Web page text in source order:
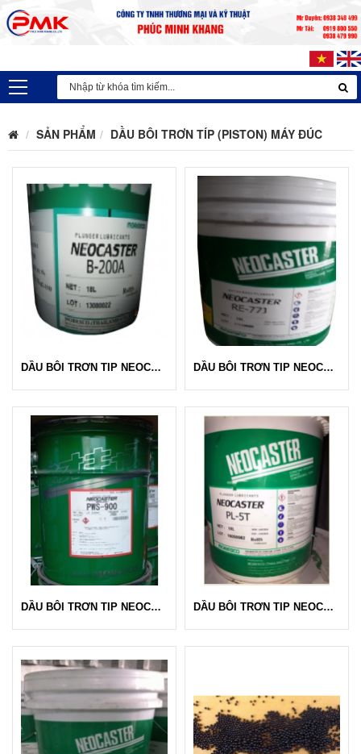
SẢN PHẨM DẦU BÔI TRƠN TÍP (PISTON) MÁY ĐÚC
DẦU BÔI TRƠN TIP NEOCASTER B 200A - MORESCO DẦU BÔI TRƠN TIP NEOCASTER RE 77J - MORESCO
DẦU BÔI TRƠN TIP NEOCASTER PWS 900 - MORESCO DẦU BÔI TRƠN TIP NEOCASTER PL 5T - MORESCO